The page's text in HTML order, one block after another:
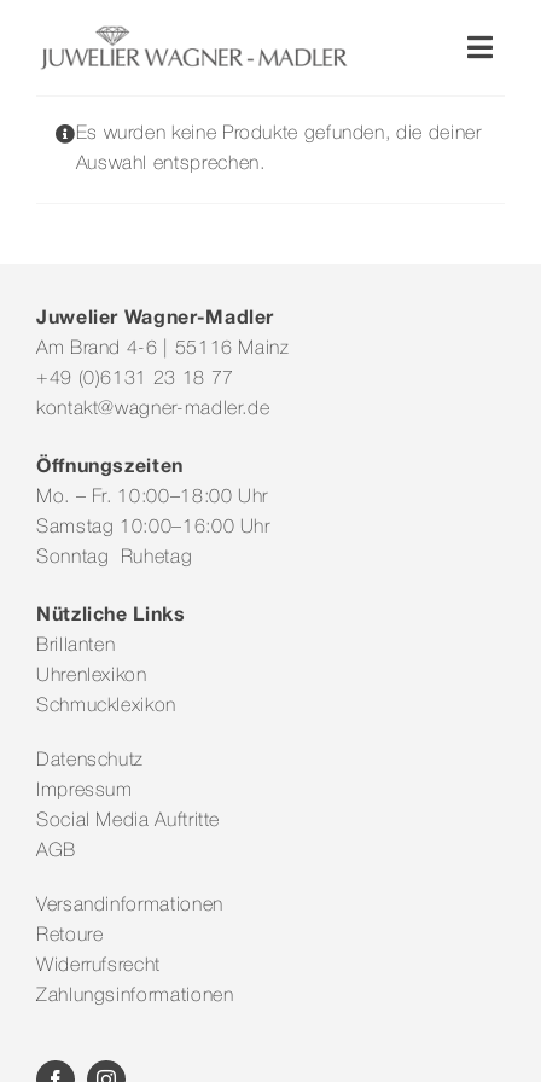
springen
Wellendorff
Service & Leistungen
Es wurden keine Produkte gefunden, die deiner
Auswahl entsprechen.
Juwelier Wagner-Madler
Am Brand 4-6 | 55116 Mainz
+49 (0)6131 23 18 77
kontakt@wagner-madler.de
Öffnungszeiten
Mo. – Fr. 10:00–18:00 Uhr
Samstag 10:00–16:00 Uhr
Sonntag Ruhetag
Nützliche Links
Brillanten
Uhrenlexikon
Schmucklexikon
Datenschutz
Impressum
Social Media Auftritte
AGB
Versandinformationen
Retoure
Widerrufsrecht
Zahlungsinformationen